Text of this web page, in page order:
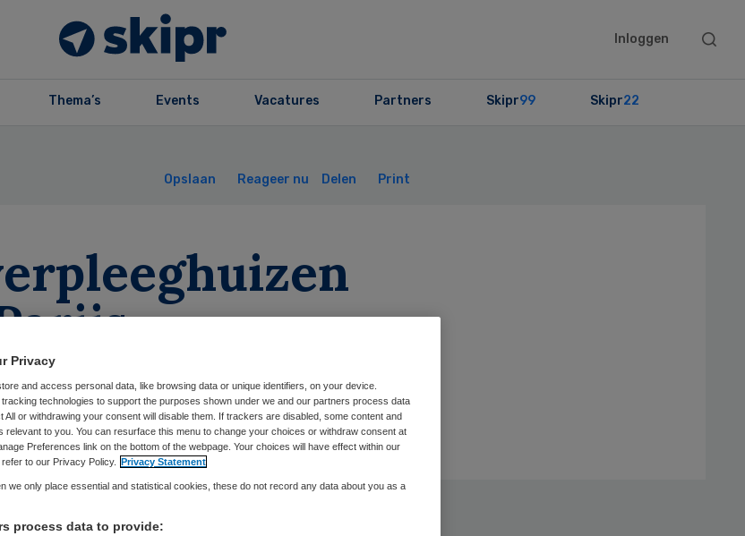
Inloggen
Search
Thema’s Events Vacatures Partners Skipr99 Skipr22
Opslaan Reageer nu Delen Print
10 januari 2019,14:31 57 keer gelezen
begonnen en nieuwe regels zijn in werking
Privacy
and access personal data, like browsing data or unique identifiers, on your device.
technologies to support the purposes shown under we and our partners process data
All or withdrawing your consent will disable them. If trackers are disabled, some content and
relevant to you. You can resurface this menu to change your choices or withdraw consent at
Preferences link on the bottom of the webpage. Your choices will have effect within our
to our Privacy Policy. Privacy Statement
we only place essential and statistical cookies, these do not record any data about you as a
process data to provide: